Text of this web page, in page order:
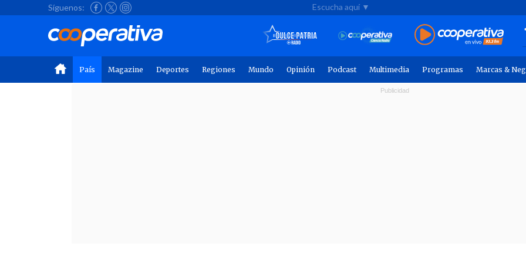
Síguenos: Escucha aquí ▼
País Magazine Deportes Regiones Mundo Opinión Podcast Multimedia Programas Marcas &